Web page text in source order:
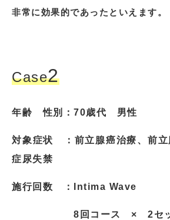
非常に効果的であったといえます。
Case2
年齢 性別：70歳代 男性
対象症状 ：前立腺癌治療、前
症尿失禁
施行回数 ： Intima Wave
8回コース × 2セッ